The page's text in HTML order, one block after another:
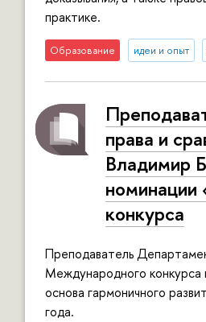
практике.
Образование идеи и опыт
права и
Владимир
номинации
конкурса
Преподаватель
Международного конкурса
основа гармоничного
года.